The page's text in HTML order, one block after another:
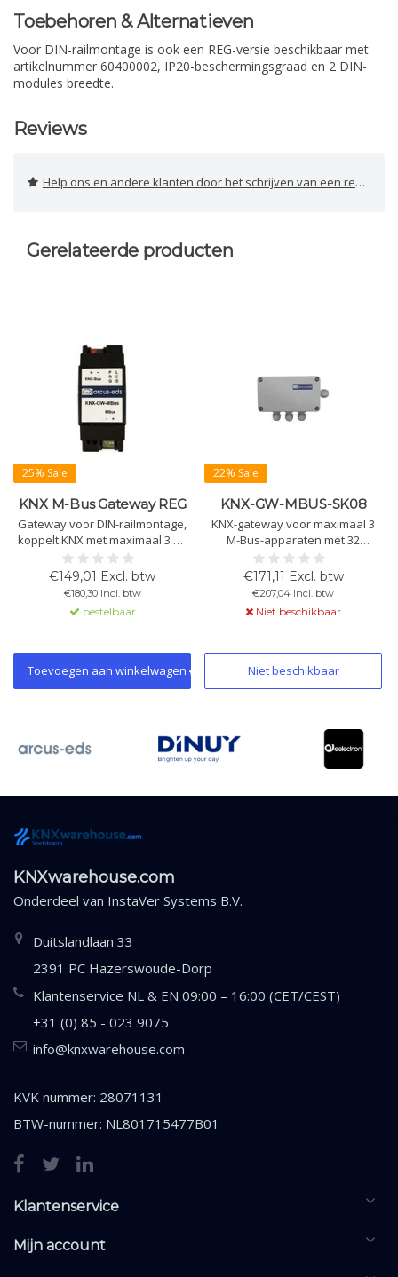
Toebehoren & Alternatieven
Voor DIN-railmontage is ook een REG-versie beschikbaar met
artikelnummer 60400002, IP20-beschermingsgraad en 2 DIN-
modules breedte.
Reviews
Help ons en andere klanten door het schrijven van een review
Gerelateerde producten
25% Sale
KNX M-Bus Gateway REG
Gateway voor DIN-railmontage,
koppelt KNX met maximaal 3 M-
Bus-apparaten. Ondersteunt 32
vrij toewijsbare datapunten.
Inclusief buskoppeling.
€149,01 Excl. btw
€180,30 Incl. btw
bestelbaar
Toevoegen aan winkelwagen
22% Sale
KNX-GW-MBUS-SK08
KNX-gateway voor maximaal 3
M-Bus-apparaten met 32
datapunten. Ondersteunt
broadcast-adressering zonder
vaste M-Bus-ID. Wandmontage.
IP54/65.
€171,11 Excl. btw
€207,04 Incl. btw
Niet beschikbaar
Niet beschikbaar
KNXwarehouse.com
Onderdeel van InstaVer Systems B.V.
Duitslandlaan 33
2391 PC Hazerswoude-Dorp
Klantenservice NL & EN 09:00 – 16:00 (CET/CEST)
+31 (0) 85 - 023 9075
info@knxwarehouse.com
KVK nummer: 28071131
BTW-nummer: NL801715477B01
Klantenservice
Mijn account